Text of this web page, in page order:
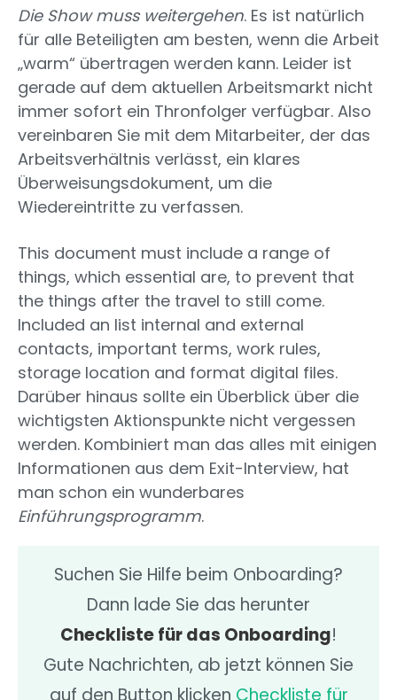
Die Show muss weitergehen. Es ist natürlich
für alle Beteiligten am besten, wenn die Arbeit
„warm“ übertragen werden kann. Leider ist
gerade auf dem aktuellen Arbeitsmarkt nicht
immer sofort ein Thronfolger verfügbar. Also
vereinbaren Sie mit dem Mitarbeiter, der das
Arbeitsverhältnis verlässt, ein klares
Überweisungsdokument, um die
Wiedereintritte zu verfassen.
This document must include a range of
things, which essential are, to prevent that
the things after the travel to still come.
Included an list internal and external
contacts, important terms, work rules,
storage location and format digital files.
Darüber hinaus sollte ein Überblick über die
wichtigsten Aktionspunkte nicht vergessen
werden. Kombiniert man das alles mit einigen
Informationen aus dem Exit-Interview, hat
man schon ein wunderbares
Einführungsprogramm.
Suchen Sie Hilfe beim Onboarding?
Dann lade Sie das herunter
Checkliste für das Onboarding!
Gute Nachrichten, ab jetzt können Sie